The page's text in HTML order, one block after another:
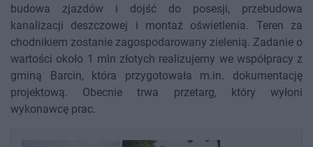
budowa zjazdów i dojść do posesji, przebudowa
kanalizacji deszczowej i montaż oświetlenia. Teren za
chodnikiem zostanie zagospodarowany zielenią. Zadanie o
wartości około 1 mln złotych realizujemy we współpracy z
gminą Barcin, która przygotowała m.in. dokumentację
projektową. Obecnie trwa przetarg, który wyłoni
wykonawcę prac.